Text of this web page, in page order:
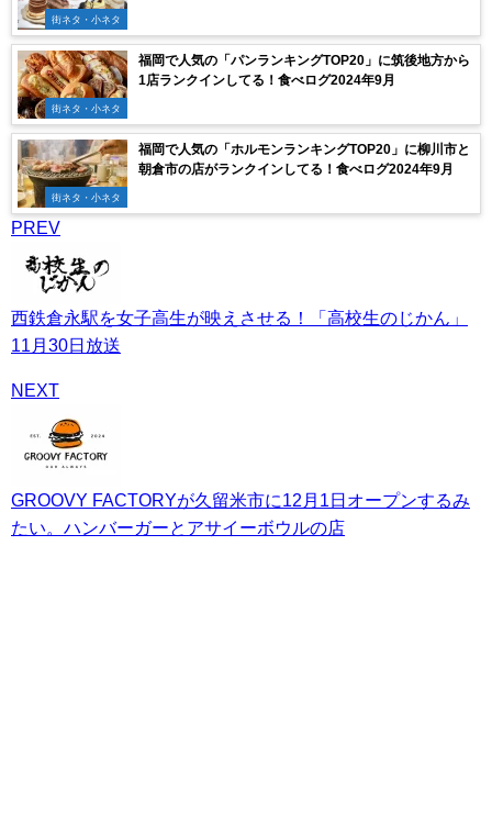
街ネタ・小ネタ
街ネタ・小ネタ
福岡で人気の「パンランキングTOP20」に筑後地方から
1店ランクインしてる！食べログ2024年9月
街ネタ・小ネタ
福岡で人気の「ホルモンランキングTOP20」に柳川市と
朝倉市の店がランクインしてる！食べログ2024年9月
PREV
西鉄倉永駅を女子高生が映えさせる！「高校生のじかん」
11月30日放送
NEXT
GROOVY FACTORYが久留米市に12月1日オープンするみ
たい。ハンバーガーとアサイーボウルの店